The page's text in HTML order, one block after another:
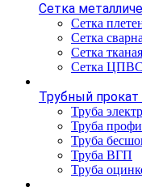
Сетка
Сетка
Сетка
Сетка тканая
Сетка ЦПВС
Трубный прокат
Труба
Труба
Труба
Труба ВГП
Труба